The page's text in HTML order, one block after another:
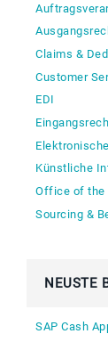
Claims &
Customer
EDI
Künstliche
Office of the
Sourcing &
NEUSTE
SAP Cash